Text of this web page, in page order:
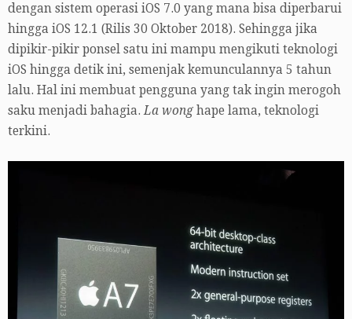
dengan sistem operasi iOS 7.0 yang mana bisa diperbarui
hingga iOS 12.1 (Rilis 30 Oktober 2018). Sehingga jika
dipikir-pikir ponsel satu ini mampu mengikuti teknologi
iOS hingga detik ini, semenjak kemunculannya 5 tahun
lalu. Hal ini membuat pengguna yang tak ingin merogoh
saku menjadi bahagia.La wong hape lama, teknologi
terkini.